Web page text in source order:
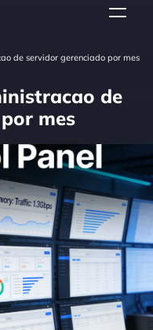
de servidor gerenciado por mes
de
mes